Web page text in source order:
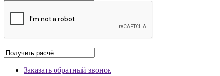
Заказать обратный звонок